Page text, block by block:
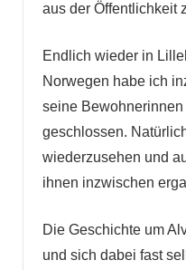
aus der Öffentlichkeit
Endlich wieder in
Norwegen habe ich
seine
geschlossen.
wiederzusehen und
ihnen inzwischen
Die Geschichte um
und sich dabei fast